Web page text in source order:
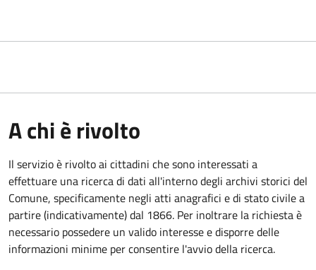
A chi è rivolto
Il servizio è rivolto ai cittadini che sono interessati a
effettuare una ricerca di dati all'interno degli archivi storici del
Comune, specificamente negli atti anagrafici e di stato civile a
partire (indicativamente) dal 1866. Per inoltrare la richiesta è
necessario possedere un valido interesse e disporre delle
informazioni minime per consentire l'avvio della ricerca.